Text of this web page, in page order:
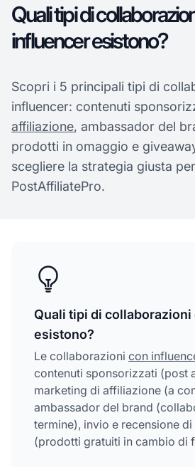
Quali tipi di
influencer esistono?
Scopri i 5 principali tipi di
influencer: contenuti
affiliazione, ambassador del
prodotti in omaggio e
scegliere la strategia giusta
PostAffiliatePro.
Quali tipi di
esistono?
Le collaborazioni con
contenuti sponsorizzati (post
marketing di affiliazione (a
ambassador del brand
termine), invio e recensione
(prodotti gratuiti in cambio di